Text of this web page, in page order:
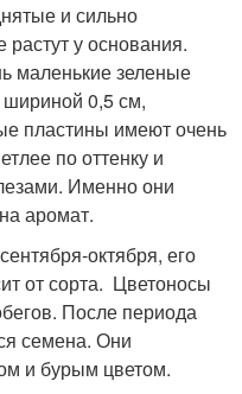
и сильно
у основания.
маленькие зеленые
шириной 0,5 см,
пластины имеют очень
по оттенку и
Именно они
аромат.
октября, его
от сорта. Цветоносы
После периода
семена. Они
и бурым цветом.